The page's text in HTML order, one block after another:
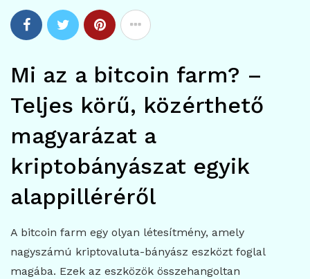
Mi az a bitcoin farm? –
Teljes körű, közérthető
magyarázat a
kriptobányászat egyik
alappilléréről
A bitcoin farm egy olyan létesítmény, amely
nagyszámú kriptovaluta-bányász eszközt foglal
magába. Ezek az eszközök összehangoltan